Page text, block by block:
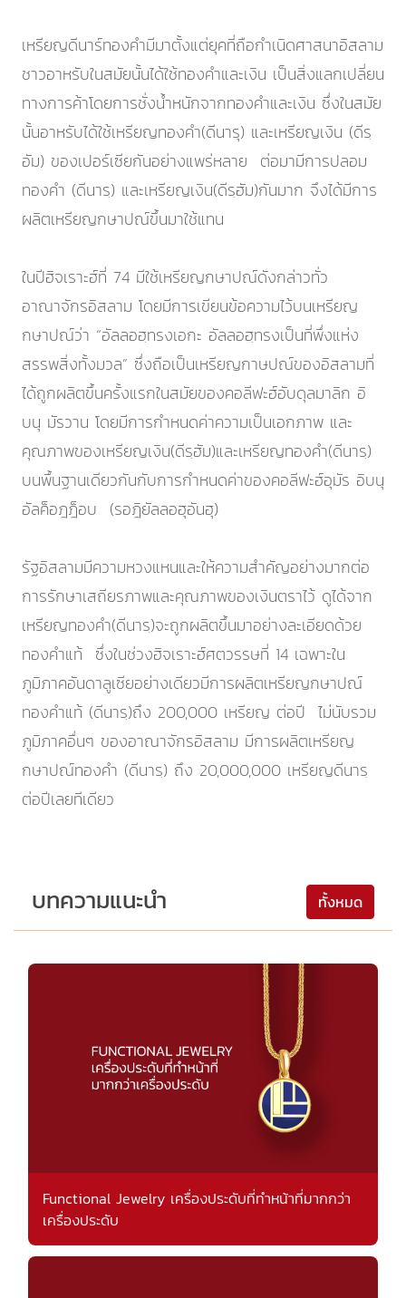
เหรียญดีนาร์ทองคำมีมาตั้งแต่ยุคที่ถือกำเนิดศาสนาอิสลาม
ชาวอาหรับในสมัยนั้นได้ใช้ทองคำและเงิน เป็นสิ่งแลกเปลี่ยน
ทางการค้าโดยการชั่งน้ำหนักจากทองคำและเงิน ซึ่งในสมัย
นั้นอาหรับได้ใช้เหรียญทองคำ(ดีนารุ) และเหรียญเงิน (ดีรฺ
อัม) ของเปอร์เซียกันอย่างแพร่หลาย ต่อมามีการปลอม
ทองคำ (ดีนารฺ) และเหรียญเงิน(ดีรฺฮัม)กันมาก จึงได้มีการ
ผลิตเหรียญกษาปณ์ขึ้นมาใช้แทน
ในปีฮิจเราะฮ์ที่ 74 มีใช้เหรียญกษาปณ์ดังกล่าวทั่ว
อาณาจักรอิสลาม โดยมีการเขียนข้อความไว้บนเหรียญ
กษาปณ์ว่า “อัลลอฮฺทรงเอกะ อัลลอฮฺทรงเป็นที่พึ่งแห่ง
สรรพสิ่งทั้งมวล” ซึ่งถือเป็นเหรียญกาษปณ์ของอิสลามที่
ได้ถูกผลิตขึ้นครั้งแรกในสมัยของคอลีฟะฮ์อับดุลมาลิก อิ
บนุ มัรวาน โดยมีการกำหนดค่าความเป็นเอกภาพ และ
คุณภาพของเหรียญเงิน(ดีรฺฮัม)และเหรียญทองคำ(ดีนารฺ)
บนพื้นฐานเดียวกันกับการกำหนดค่าของคอลีฟะฮ์อุมัร อิบนุ
อัลค็อฎฎ็อบ (รอฎิยัลลอฮุอันฮุ)
รัฐอิสลามมีความหวงแหนและให้ความสำคัญอย่างมากต่อ
การรักษาเสถียรภาพและคุณภาพของเงินตราไว้ ดูได้จาก
เหรียญทองคำ(ดีนารฺ)จะถูกผลิตขึ้นมาอย่างละเอียดด้วย
ทองคำแท้ ซึ่งในช่วงฮิจเราะฮ์ศตวรรษที่ 14 เฉพาะใน
ภูมิภาคอันดาลูเซียอย่างเดียวมีการผลิตเหรียญกษาปณ์
ทองคำแท้ (ดีนารฺ)ถึง 200,000 เหรียญ ต่อปี ไม่นับรวม
ภูมิภาคอื่นๆ ของอาณาจักรอิสลาม มีการผลิตเหรียญ
กษาปณ์ทองคำ (ดีนารฺ) ถึง 20,000,000 เหรียญดีนารฺ
ต่อปีเลยทีเดียว
บทความแนะนำ ทั้งหมด
Functional Jewelry เครื่องประดับที่ทำหน้าที่มากกว่า
เครื่องประดับ